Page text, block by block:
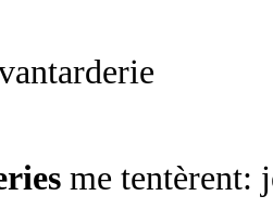
me tentèrent: